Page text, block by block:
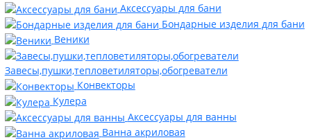
Аксессуары для бани
Бондарные изделия для бани
Веники
Завесы,пушки,тепловетиляторы,обогреватели
Конвекторы
Кулера
Аксессуары для ванны
Ванна акриловая